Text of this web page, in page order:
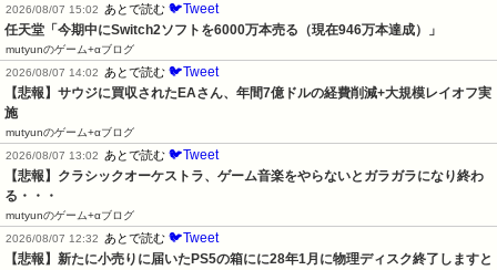
2026/08/07 15:02
あとで読む 🐦Tweet
任天堂「今期中にSwitch2ソフトを6000万本売る（現在946万本達成）」
mutyunのゲーム+αブログ
2026/08/07 14:02
あとで読む 🐦Tweet
【悲報】サウジに買収されたEAさん、年間7億ドルの経費削減+大規模レイオフ実
施
mutyunのゲーム+αブログ
2026/08/07 13:02
あとで読む 🐦Tweet
【悲報】クラシックオーケストラ、ゲーム音楽をやらないとガラガラになり終わ
る・・・
mutyunのゲーム+αブログ
2026/08/07 12:32
あとで読む 🐦Tweet
【悲報】新たに小売りに届いたPS5の箱にに28年1月に物理ディスク終了しますと